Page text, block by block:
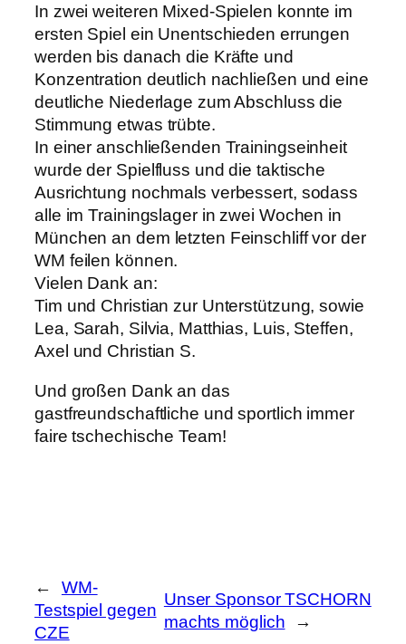
In zwei weiteren Mixed-Spielen konnte im
ersten Spiel ein Unentschieden errungen
werden bis danach die Kräfte und
Konzentration deutlich nachließen und eine
deutliche Niederlage zum Abschluss die
Stimmung etwas trübte.
In einer anschließenden Trainingseinheit
wurde der Spielfluss und die taktische
Ausrichtung nochmals verbessert, sodass
alle im Trainingslager in zwei Wochen in
München an dem letzten Feinschliff vor der
WM feilen können.
Vielen Dank an:
Tim und Christian zur Unterstützung, sowie
Lea, Sarah, Silvia, Matthias, Luis, Steffen,
Axel und Christian S.
Und großen Dank an das
gastfreundschaftliche und sportlich immer
faire tschechische Team!
←
WM-
Testspiel gegen
CZE
Unser Sponsor TSCHORN
machts möglich
→